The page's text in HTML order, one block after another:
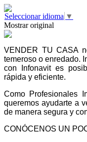
Seleccionar idioma ▼
Mostrar original
VENDER TU CASA
temeroso o enredado.
con Infonavit es
rápida y eficiente.
Como Profesionales
queremos ayudarte a
de manera segura y
CONÓCENOS UN